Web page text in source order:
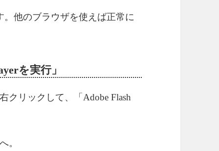
。他のブラウザを使えば正常に
を実行」
クリックして、「Adobe Flash
。